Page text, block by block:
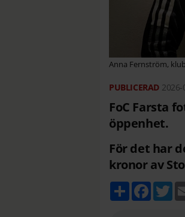
Anna Fernström,
2026-
FoC Farsta
öppenhet.
För det har
kronor av
D
e
F
c
T
w